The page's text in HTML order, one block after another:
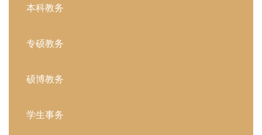
本科教务
专硕教务
硕博教务
学生事务